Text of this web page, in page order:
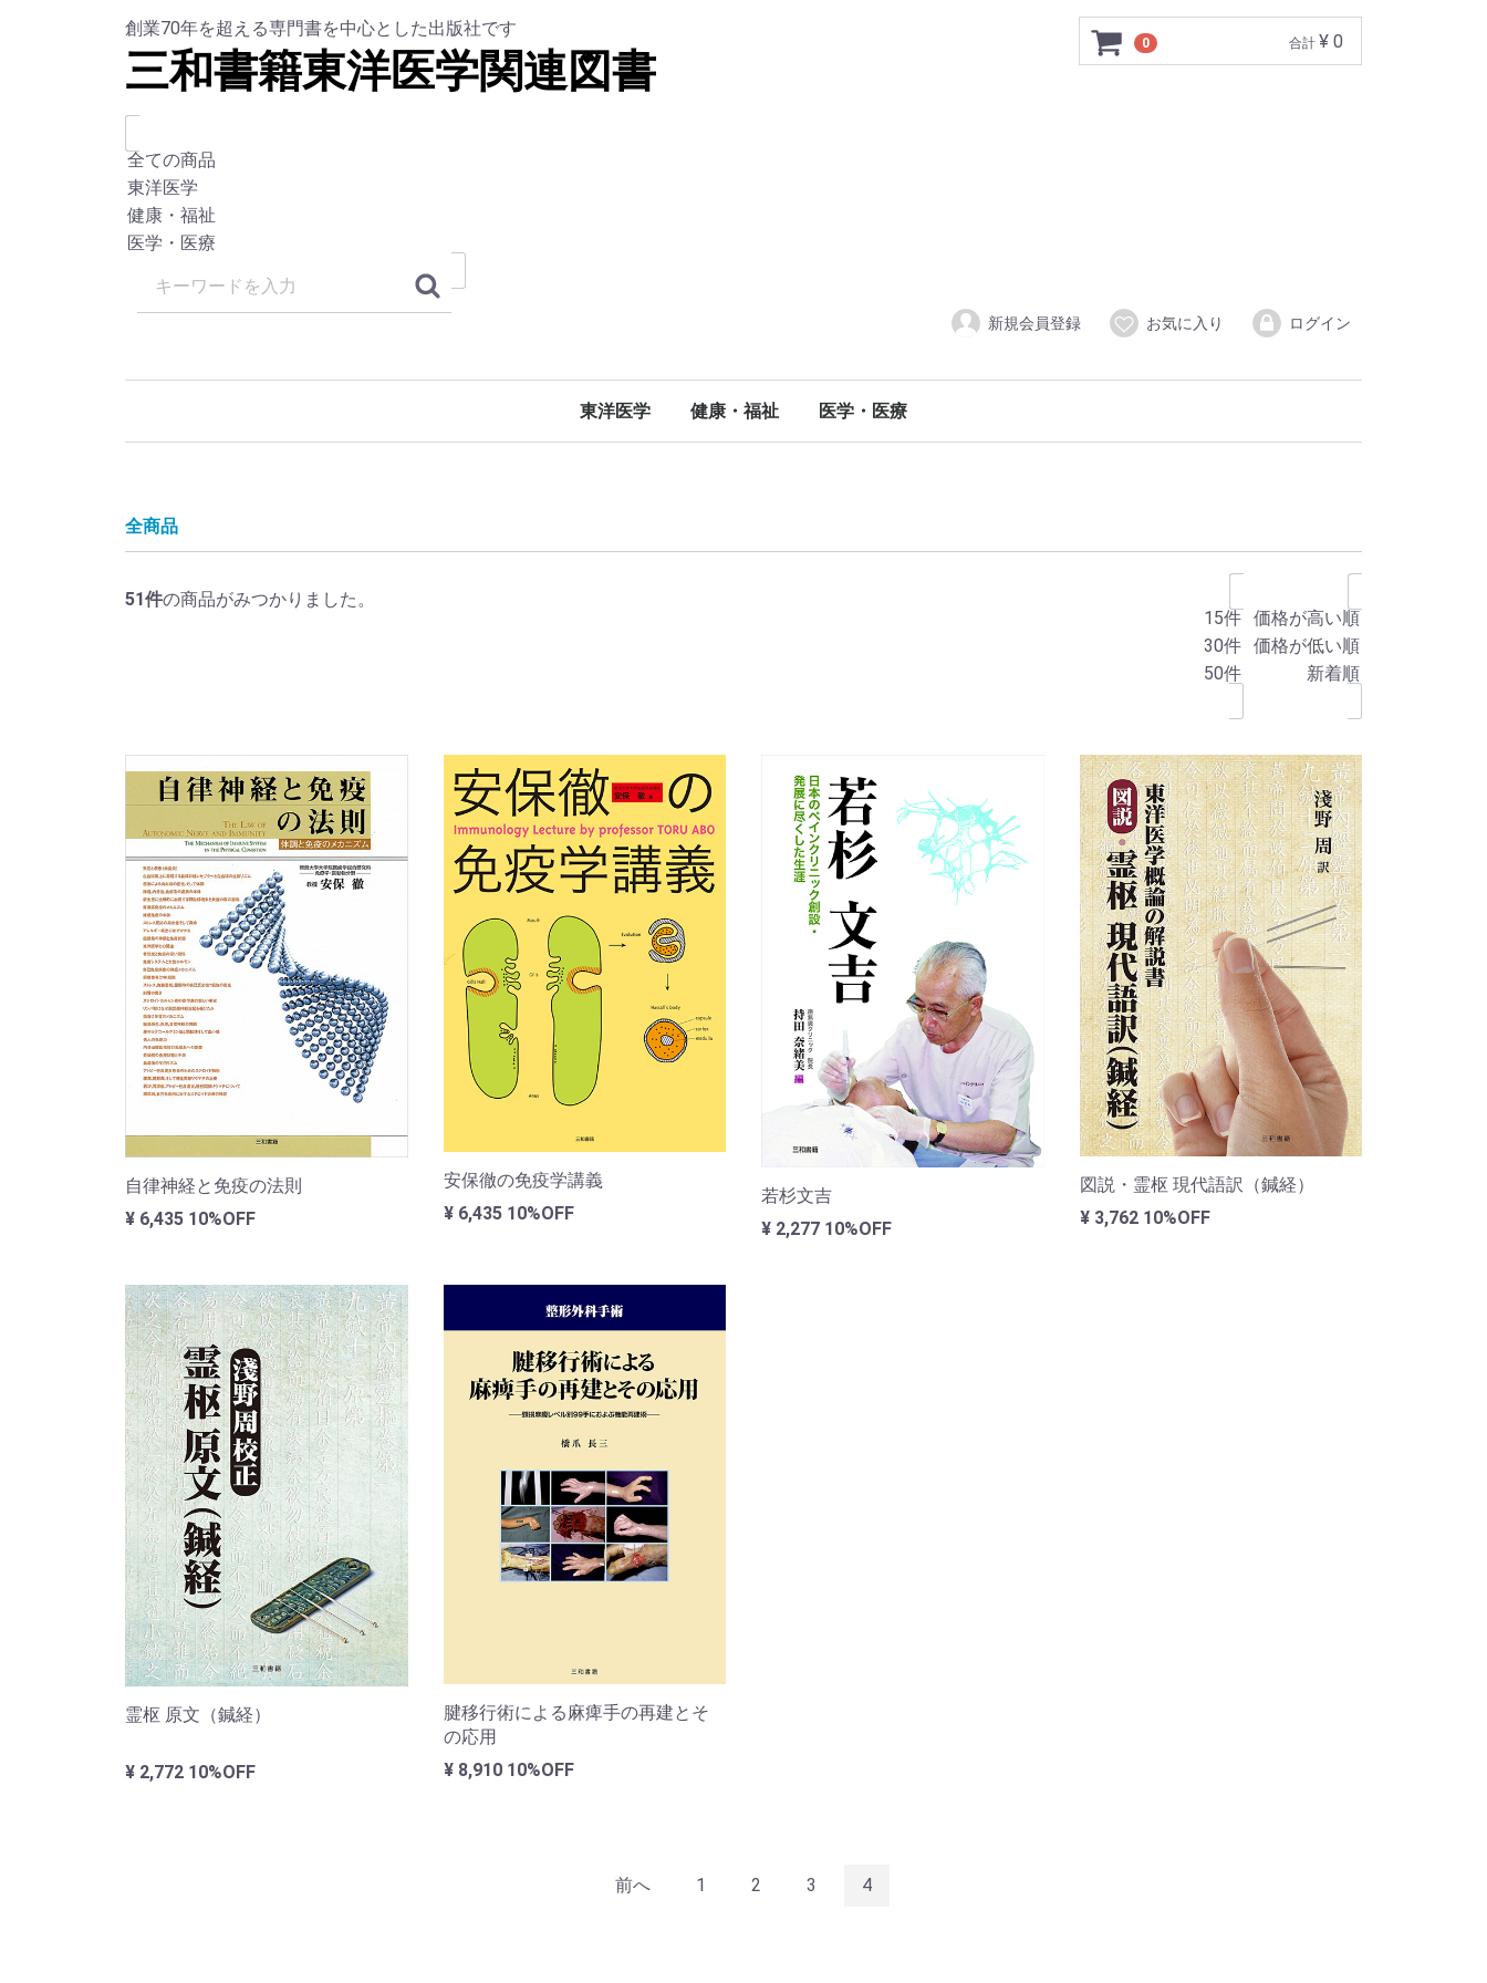
創業70年を超える専門書を中心とした出版社です
三和書籍東洋医学関連図書
0 合計 ¥ 0
新規会員登録 お気に入り ログイン
東洋医学 健康・福祉 医学・医療
全商品
51件の商品がみつかりました。
自律神経と免疫の法則
¥ 6,435 10%OFF
安保徹の免疫学講義
¥ 6,435 10%OFF
若杉文吉
¥ 2,277 10%OFF
図説・霊枢 現代語訳（鍼経）
¥ 3,762 10%OFF
霊枢 原文（鍼経）
¥ 2,772 10%OFF
腱移行術による麻痺手の再建とそ
の応用
¥ 8,910 10%OFF
前へ 1 2 3 4